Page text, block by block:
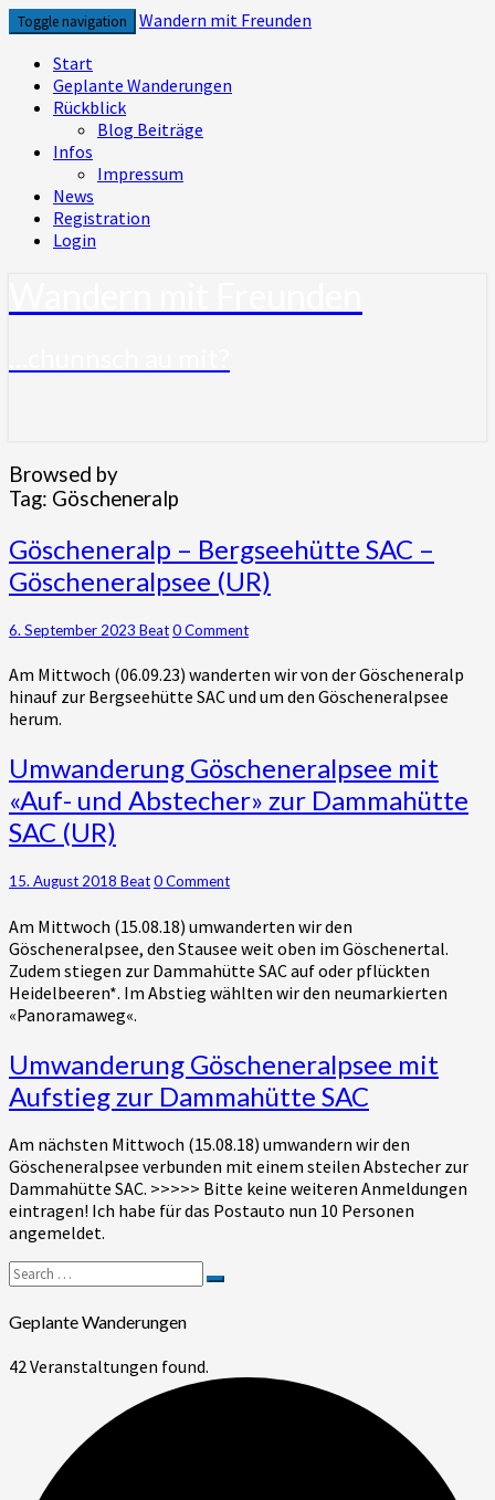
Skip
to
content
Toggle navigation
Wandern mit Freunden
Start
Geplante Wanderungen
Rückblick
Blog Beiträge
Infos
Impressum
News
Registration
Login
Browsed by
Tag: Göscheneralp
Göscheneralp
–
Bergseehütte
–
(UR)
Göscheneralp – Bergseehütte SAC –
Göscheneralpsee (UR)
6. September 2023 BeatComments
0 Comment
Am Mittwoch (06.09.23) wanderten wir von der Göscheneralp
hinauf zur Bergseehütte SAC und um den Göscheneralpsee
herum.
Umwanderung
Göscheneralpsee
mit
«Auf-
und
Abstecher»
zur
Dammahütte
SAC
(UR)
Umwanderung Göscheneralpsee mit
«Auf- und Abstecher» zur Dammahütte
SAC (UR)
15. August 2018 BeatComments
0 Comment
Am Mittwoch (15.08.18) umwanderten wir den
Göscheneralpsee, den Stausee weit oben im Göschenertal.
Zudem stiegen zur Dammahütte SAC auf oder pflückten
Heidelbeeren*. Im Abstieg wählten wir den neumarkierten
«Panoramaweg«.
Umwanderung
Göscheneralpsee
mit
zur
Dammahütte
SAC
Umwanderung Göscheneralpsee mit
Aufstieg zur Dammahütte SAC
Am nächsten Mittwoch (15.08.18) umwandern wir den
Göscheneralpsee verbunden mit einem steilen Abstecher zur
Dammahütte SAC. >>>>> Bitte keine weiteren Anmeldungen
eintragen! Ich habe für das Postauto nun 10 Personen
angemeldet.
Search
for:
Search
Geplante Wanderungen
42 Veranstaltungen found.